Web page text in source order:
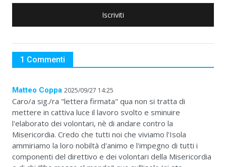
Iscriviti
1 Commenti
Matteo Coppa 2025/09/27 14:25
Caro/a sig./ra "lettera firmata" qua non si tratta di
mettere in cattiva luce il lavoro svolto e sminuire
l'elaborato dei volontari, nè di andare contro la
Misericordia. Credo che tutti noi che viviamo l'Isola
ammiriamo la loro nobiltà d'animo e l'impegno di tutti i
componenti del direttivo e dei volontari della Misericordia